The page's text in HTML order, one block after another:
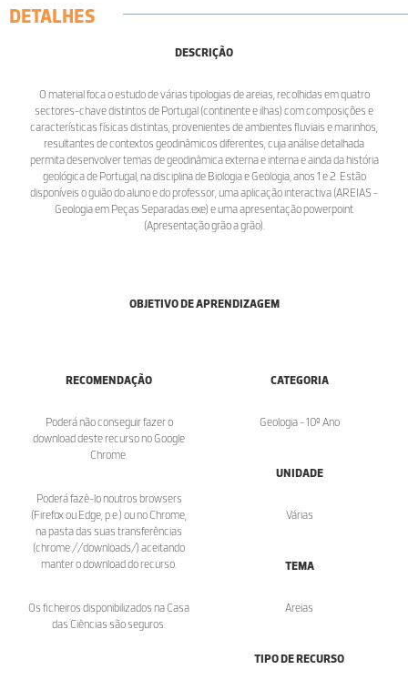
DETALHES
DESCRIÇÃO
O material foca o estudo de várias tipologias de areias, recolhidas em quatro
sectores-chave distintos de Portugal (continente e ilhas) com composições e
características físicas distintas, provenientes de ambientes fluviais e marinhos,
resultantes de contextos geodinâmicos diferentes, cuja análise detalhada
permita desenvolver temas de geodinâmica externa e interna e ainda da história
geológica de Portugal, na disciplina de Biologia e Geologia, anos 1 e 2. Estão
disponíveis o guião do aluno e do professor, uma aplicação interactiva (AREIAS -
Geologia em Peças Separadas.exe) e uma apresentação powerpoint
(Apresentação grão a grão).
OBJETIVO DE APRENDIZAGEM
RECOMENDAÇÃO
Poderá não conseguir fazer o
download deste recurso no Google
Chrome.
Poderá fazê-lo noutros browsers
(Firefox ou Edge, p.e.) ou no Chrome,
na pasta das suas transferências
(chrome://downloads/) aceitando
manter o download do recurso.
Os ficheiros disponibilizados na Casa
das Ciências são seguros.
CATEGORIA
Geologia - 10º Ano
UNIDADE
Várias
TEMA
Areias
TIPO DE RECURSO